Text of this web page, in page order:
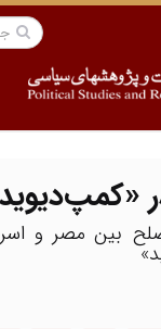
بین مصر و